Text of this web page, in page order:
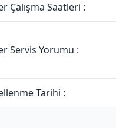
Çalışma Saatleri :
Servis Yorumu :
Tarihi :